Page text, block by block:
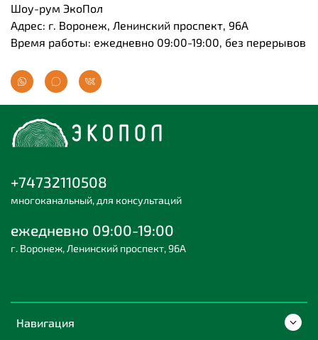
Шоу-рум ЭкоПол
Адрес: г. Воронеж, Ленинский проспект, 96А
Время работы: ежедневно 09:00-19:00, без перерывов
Навигация
+74732110508
многоканальный, для консультаций
ежедневно 09:00-19:00
г. Воронеж, Ленинский проспект, 96А